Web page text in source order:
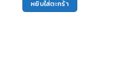
120฿.
110฿.
หยิบใส่ตะกร้า